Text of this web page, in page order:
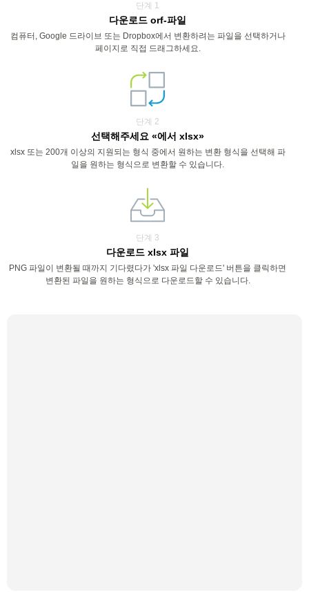
단계 1
다운로드 orf-파일
컴퓨터, Google 드라이브 또는 Dropbox에서 변환하려는 파일을 선택하거나
페이지로 직접 드래그하세요.
단계 2
선택해주세요 «에서 xlsx»
xlsx 또는 200개 이상의 지원되는 형식 중에서 원하는 변환 형식을 선택해 파
일을 원하는 형식으로 변환할 수 있습니다.
단계 3
다운로드 xlsx 파일
PNG 파일이 변환될 때까지 기다렸다가 'xlsx 파일 다운로드' 버튼을 클릭하면
변환된 파일을 원하는 형식으로 다운로드할 수 있습니다.